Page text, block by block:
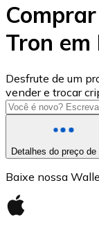
USD Coin
USDC
Comprar
Tron
Desfrute de um
vender e trocar
Detalhes do preço de
Baixe nossa